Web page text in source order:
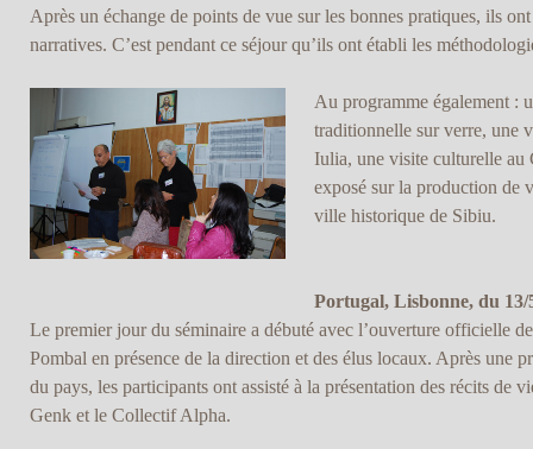
Après un échange de points de vue sur les bonnes pratiques, ils
narratives. C’est pendant ce séjour qu’ils ont établi les
Au programme également :
traditionnelle sur verre, une
Iulia, une visite culturelle au
exposé sur la production de
ville historique de Sibiu.
Portugal, Lisbonne, du 13/
Le premier jour du séminaire a débuté avec l’ouverture officielle
Pombal en présence de la direction et des élus locaux. Après une
du pays, les participants ont assisté à la présentation des récits de
Genk et le Collectif Alpha.